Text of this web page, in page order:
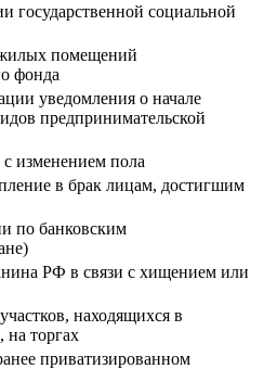
государственной социальной
помещений
фонда
уведомления о начале
предпринимательской
изменением пола
в брак лицам, достигшим
по банковским
РФ в связи с хищением или
находящихся в
на торгах
приватизированном